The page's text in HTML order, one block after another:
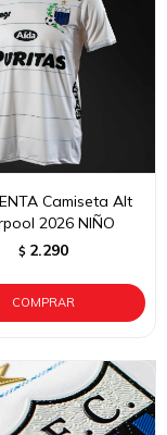
Camiseta Alt
2026 NIÑO
$ 2.290